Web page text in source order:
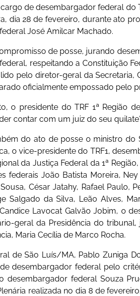
de desembargador federal do
dia 28 de fevereiro, durante ato
José Amilcar Machado.
de posse, jurando
respeitando a Constituição
pelo diretor-geral da Secretaria,
oficialmente empossado pelo
o presidente do TRF 1ª Região
contar com um juiz do seu
do ato de posse o ministro do
o vice-presidente do TRF1,
da Justiça Federal da 1ª
federais João Batista Moreira,
César Jatahy, Rafael Paulo,
Salgado da Silva, Leão Alves,
Lavocat Galvão Jobim, o
geral da Presidência do
Maria Cecília de Marco Rocha.
de São Luís/MA, Pablo Zuniga
desembargador federal pelo
desembargador federal Souza
realizada no dia 8 de